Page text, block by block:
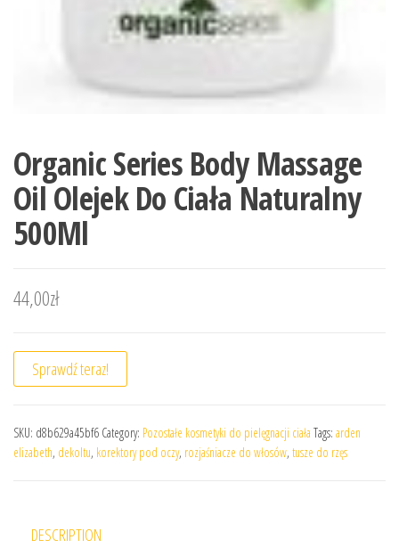
Organic Series Body Massage
Oil Olejek Do Ciała Naturalny
500Ml
44,00zł
Sprawdź teraz!
SKU: d8b629a45bf6 Category: Pozostałe kosmetyki do pielęgnacji ciała Tags: arden
elizabeth, dekoltu, korektory pod oczy, rozjaśniacze do włosów, tusze do rzęs
DESCRIPTION